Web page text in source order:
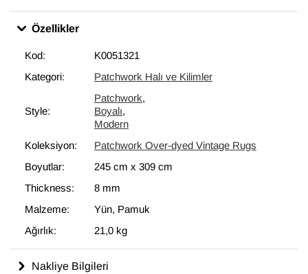
patchwork halılar, evlerde ve ofislerde sıcak bir hava
yaratmakta, aynı zamanda odaların dekorasyonunda etkileyici
Özellikler
Kod:
K0051321
Kategori:
Patchwork Halı ve Kilimler
Style:
Patchwork,
Boyalı,
Modern
Koleksiyon:
Patchwork Over-dyed Vintage Rugs
Boyutlar:
245 cm x 309 cm
Thickness:
8 mm
Malzeme:
Yün, Pamuk
Ağırlık:
21,0 kg
Nakliye Bilgileri